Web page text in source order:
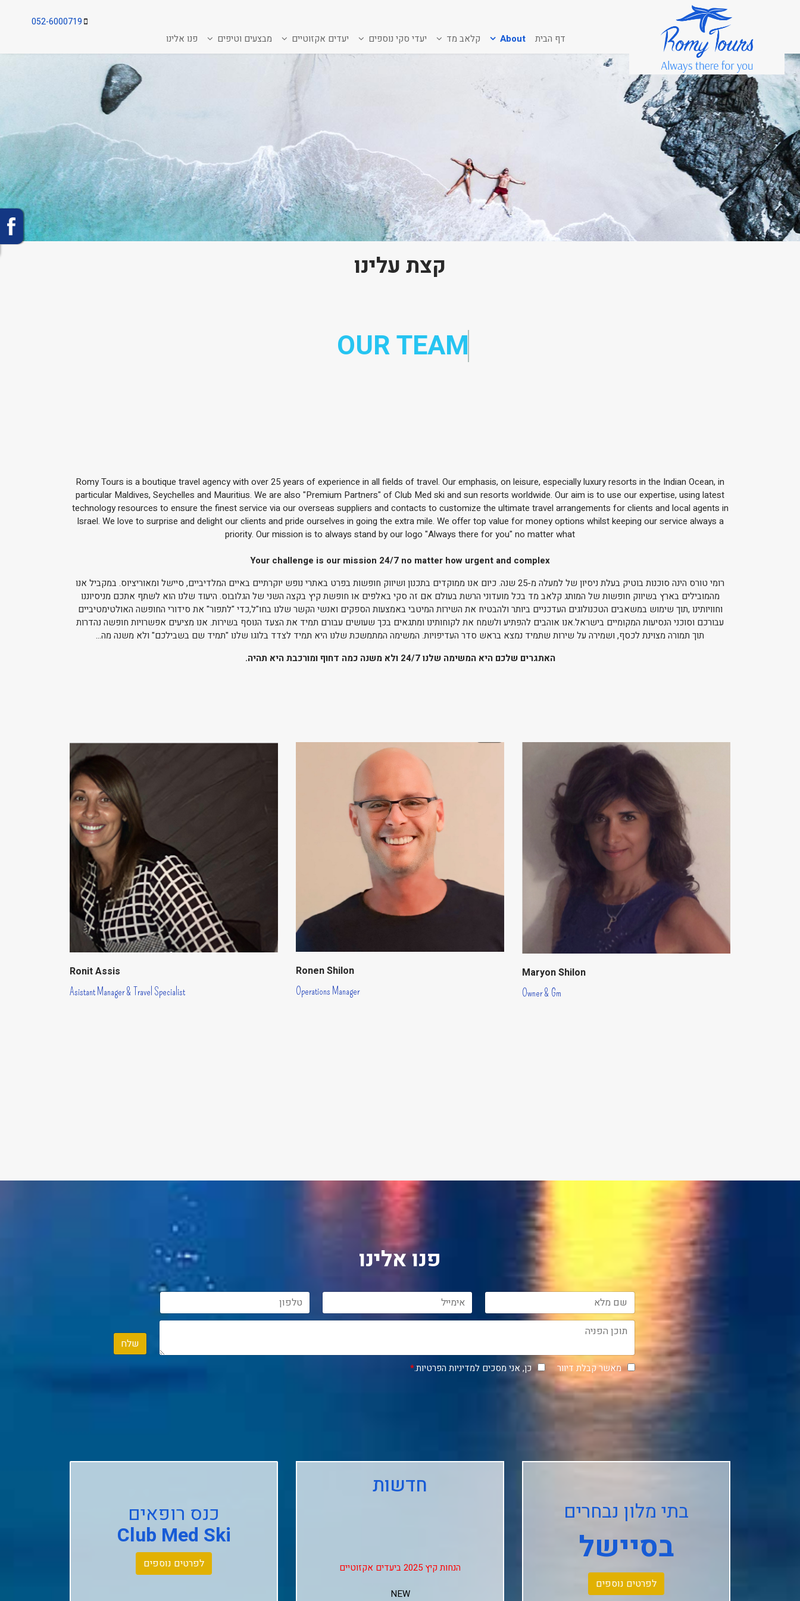
דף הבית About קלאב מד יעדי סקי נוספים יעדים אקזוטיים מבצעים וטיפים פנו אלינו
052-6000719
קצת עלינו
OUR TEAM
Romy Tours is a boutique travel agency with over 25 years of experience in all fields of travel. Our emphasis, on leisure, especially luxury resorts in the Indian Ocean, in
particular Maldives, Seychelles and Mauritius. We are also "Premium Partners" of Club Med ski and sun resorts worldwide. Our aim is to use our expertise, using latest
technology resources to ensure the finest service via our overseas suppliers and contacts to customize the ultimate travel arrangements for clients and local agents in
Israel. We love to surprise and delight our clients and pride ourselves in going the extra mile. We offer top value for money options whilst keeping our service always a
priority. Our mission is to always stand by our logo "Always there for you" no matter what
Your challenge is our mission 24/7 no matter how urgent and complex
רומי טורס הינה סוכנות בוטיק בעלת ניסיון של למעלה מ-25 שנה. כיום אנו ממוקדים בתכנון ושיווק חופשות בפרט באתרי נופש יוקרתיים באיים המלדיביים, סיישל ומאוריציוס. במקביל אנו
מהמובילים בארץ בשיווק חופשות של המותג קלאב מד בכל מועדוני הרשת בעולם אם זה סקי באלפים או חופשת קיץ בקצה השני של הגלובוס. היעוד שלנו הוא לשתף אתכם מניסיוננו
וחוויותינו ,תוך שימוש במשאבים הטכנולוגים העדכניים ביותר ולהבטיח את השירות המיטבי באמצעות הספקים ואנשי הקשר שלנו בחו"ל,כדי "לתפור" את סידורי החופשה האולטימטיביים
עבורכם וסוכני הנסיעות המקומיים בישראל.אנו אוהבים להפתיע ולשמח את לקוחותינו ומתגאים בכך שעושים עבורם תמיד את הצעד הנוסף בשירות. אנו מציעים אפשרויות חופשה נהדרות
תוך תמורה מצוינת לכסף, ושמירה על שירות שתמיד נמצא בראש סדר העדיפויות. המשימה המתמשכת שלנו היא תמיד לצדד בלוגו שלנו "תמיד שם בשבילכם" ולא משנה מה...
האתגרים שלכם היא המשימה שלנו 24/7 ולא משנה כמה דחוף ומורכב
ת היא תהיה.
Maryon Shilon
Owner & Gm
Ronen Shilon
Operations Manager
Ronit Assis
Asistant Manager & Travel Specialist
פנו אלינו
שלח
מאשר קבלת דיוור כן, אני מסכים למדיניות הפרטיות.*
בתי מלון נבחרים
בסיישל
לפרטים נוספים
חדשות
↓↓↓
כנס רופאים
Club Med Ski
לפרטים נוספים